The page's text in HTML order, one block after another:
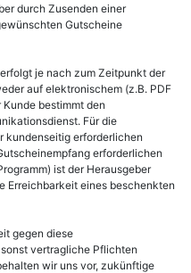
durch Zusenden einer
Gutscheine
je nach zum Zeitpunkt der
auf elektronischem (z.B. PDF
bestimmt den
Für die
kundenseitig erforderlichen
erforderlichen
ist der Herausgeber
Erreichbarkeit eines beschenkten
gegen diese
vertragliche Pflichten
wir uns vor, zukünftige